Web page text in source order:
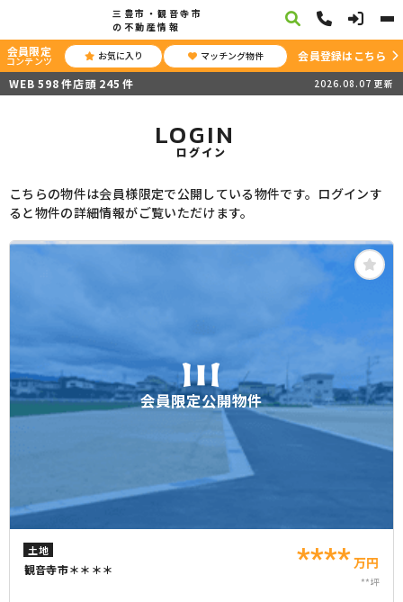
三豊市・観音寺市
の不動産情報
会員限定
コンテンツ お気に入り マッチング物件
会員登録はこちら
WEB 598件店頭 245 件 2026.08.07 更新
LOGIN
ログイン
こちらの物件は会員様限定で公開している物件です。ログインす
ると物件の詳細情報がご覧いただけます。
会員限定公開物件
土地
観音寺市＊＊＊＊ ****万円
**坪